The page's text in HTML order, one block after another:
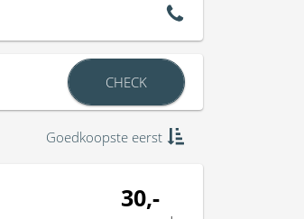
CHECK
Goedkoopste eerst
30,-